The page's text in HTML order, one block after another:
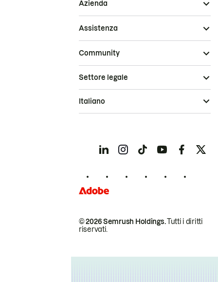
Azienda
Assistenza
Community
© 2026 Semrush Holdings.Tutti i diritti
riservati.
Settore legale
Italiano